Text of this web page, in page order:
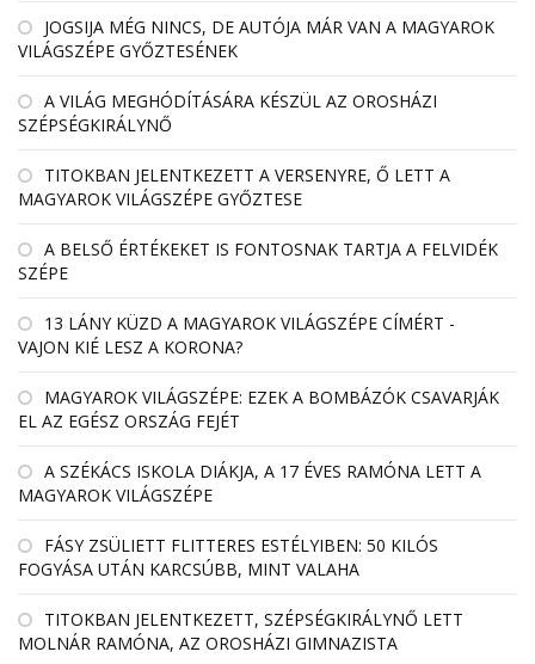
JOGSIJA MÉG NINCS, DE AUTÓJA MÁR VAN A MAGYAROK
VILÁGSZÉPE GYŐZTESÉNEK
A VILÁG MEGHÓDÍTÁSÁRA KÉSZÜL AZ OROSHÁZI
SZÉPSÉGKIRÁLYNŐ
TITOKBAN JELENTKEZETT A VERSENYRE, Ő LETT A
MAGYAROK VILÁGSZÉPE GYŐZTESE
A BELSŐ ÉRTÉKEKET IS FONTOSNAK TARTJA A FELVIDÉK
SZÉPE
13 LÁNY KÜZD A MAGYAROK VILÁGSZÉPE CÍMÉRT -
VAJON KIÉ LESZ A KORONA?
MAGYAROK VILÁGSZÉPE: EZEK A BOMBÁZÓK CSAVARJÁK
EL AZ EGÉSZ ORSZÁG FEJÉT
A SZÉKÁCS ISKOLA DIÁKJA, A 17 ÉVES RAMÓNA LETT A
MAGYAROK VILÁGSZÉPE
FÁSY ZSÜLIETT FLITTERES ESTÉLYIBEN: 50 KILÓS
FOGYÁSA UTÁN KARCSÚBB, MINT VALAHA
TITOKBAN JELENTKEZETT, SZÉPSÉGKIRÁLYNŐ LETT
MOLNÁR RAMÓNA, AZ OROSHÁZI GIMNAZISTA